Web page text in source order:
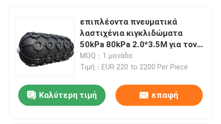
επιπλέοντα πνευματικά
λαστιχένια κιγκλιδώματα
50kPa 80kPa 2.0*3.5M για τον
ελλιμενισμό σκαφών
MOQ：1 μονάδα
Τιμή：EUR 220 to 2200 Per Piece
Καλύτερη τιμή επαφή